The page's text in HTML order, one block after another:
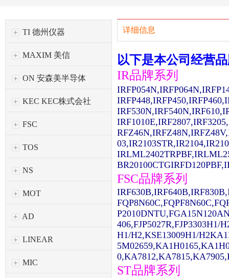
TI 德州仪器
MAXIM 美信
ON 安森美半导体
KEC KEC株式会社
FSC
TOS
NS
MOT
AD
LINEAR
MIC
详细信息
以下是本公司经营
IR品牌系列
FSC品牌系列
406,FJP5027R,FJP3303H1/
H1/H2,KSE13009H1/
ST品牌系列